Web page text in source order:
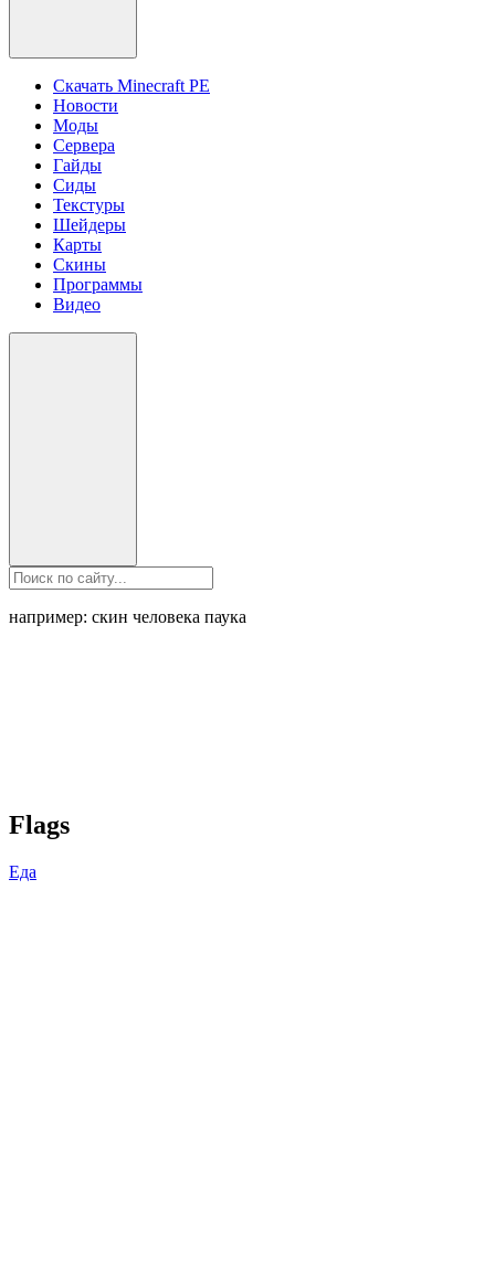
Скачать Minecraft PE
Новости
Моды
Сервера
Гайды
Сиды
Текстуры
Шейдеры
Карты
Скины
Программы
Видео
например: скин человека паука
Flags
Еда